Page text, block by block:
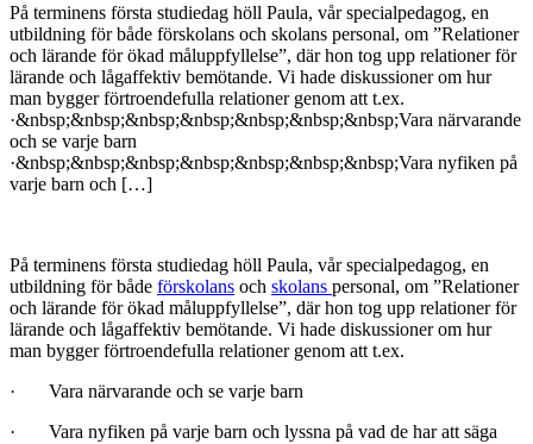
På terminens första studiedag höll Paula, vår specialpedagog, en
utbildning för både förskolans och skolans personal, om ”Relationer
och lärande för ökad måluppfyllelse”, där hon tog upp relationer för
lärande och lågaffektiv bemötande. Vi hade diskussioner om hur
man bygger förtroendefulla relationer genom att t.ex.
·&nbsp;&nbsp;&nbsp;&nbsp;&nbsp;&nbsp;&nbsp;Vara närvarande
och se varje barn
·&nbsp;&nbsp;&nbsp;&nbsp;&nbsp;&nbsp;&nbsp;Vara nyfiken på
varje barn och […]
På terminens första studiedag höll Paula, vår specialpedagog, en
utbildning för både förskolans och skolans personal, om ”Relationer
och lärande för ökad måluppfyllelse”, där hon tog upp relationer för
lärande och lågaffektiv bemötande. Vi hade diskussioner om hur
man bygger förtroendefulla relationer genom att t.ex.
· Vara närvarande och se varje barn
· Vara nyfiken på varje barn och lyssna på vad de har att säga